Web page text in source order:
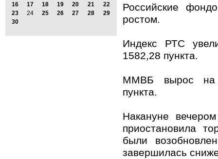
16
17 18 19 20 21
22
23
24 25 26 27 28
29
30
Российские
ростом.
Индекс РТС
1582,28 пункта.
ММВБ вырос на
пункта.
Накануне
приостановила
были
завершилась